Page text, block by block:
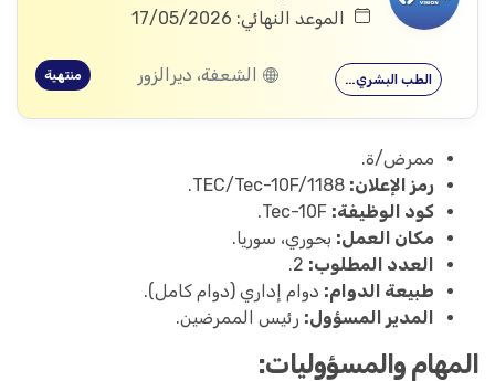
الموعد النهائي: 17/05/2026
الطب البشري… الشعفة، ديرالزور منتهية
ممرض/ة.
رمز الإعلان:
كود الوظيفة:
مكان العمل: بحوري، سوريا.
العدد المطلوب:
طبيعة الدوام: دوام إداري (دوام كامل).
المدير المسؤول: رئيس الممرضين.
المهام والمسؤوليات: